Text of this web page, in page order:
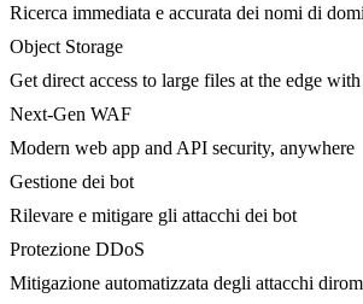
Ricerca immediata e accurata dei nomi di
Object Storage
Get direct access to large files at the edge with
Next-Gen WAF
Modern web app and API security, anywhere
Gestione dei bot
Rilevare e mitigare gli attacchi dei bot
Protezione DDoS
Mitigazione automatizzata degli attacchi